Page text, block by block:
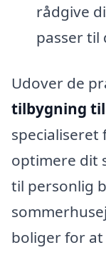
rådgive
passer til
Udover de
tilbygning til
optimere dit
til personlig
boliger for